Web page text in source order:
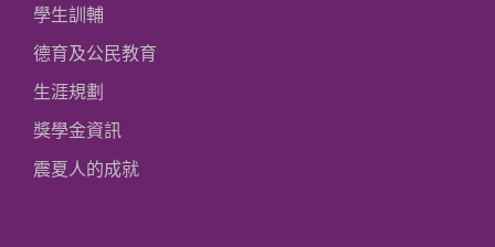
學生訓輔
德育及公民教育
生涯規劃
獎學金資訊
震夏人的成就